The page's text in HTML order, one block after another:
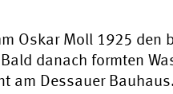
Oskar Moll 1925 den
danach formten
am Dessauer